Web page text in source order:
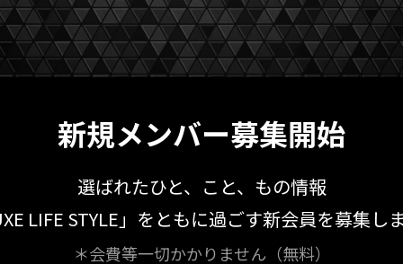
新規メンバー募集開始
選ばれたひと、こと、もの情報
LIFE STYLE」をともに過ごす新会員を募集し
＊会費等一切かかりません（無料）